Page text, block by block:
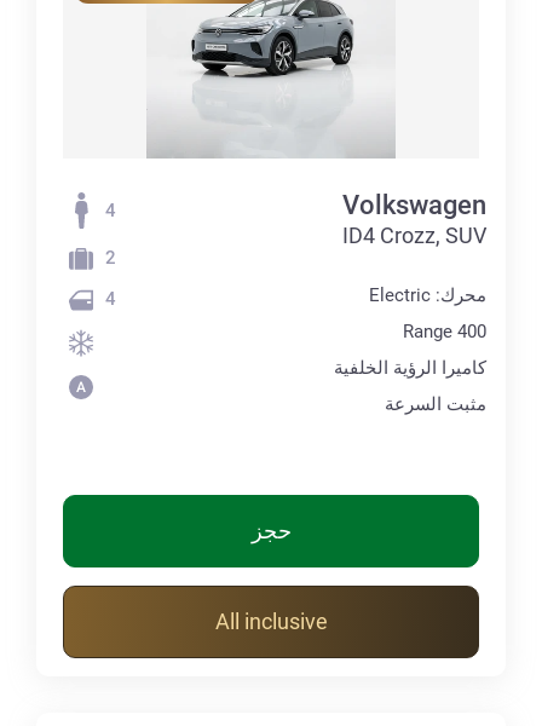
Volkswagen
ID4 Crozz, SUV
محرك: Electric
Range 400
كاميرا الرؤية الخلفية
مثبت السرعة
4
2
4
حجز
All inclusive